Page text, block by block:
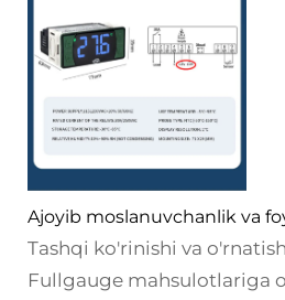
Ajoyib moslanuvchanlik va
Tashqi ko'rinishi va
Fullgauge mahsulotlariga